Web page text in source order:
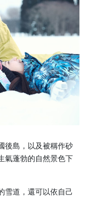
後島，以及被稱作砂
氣蓬勃的自然景色下
雪道，還可以依自己